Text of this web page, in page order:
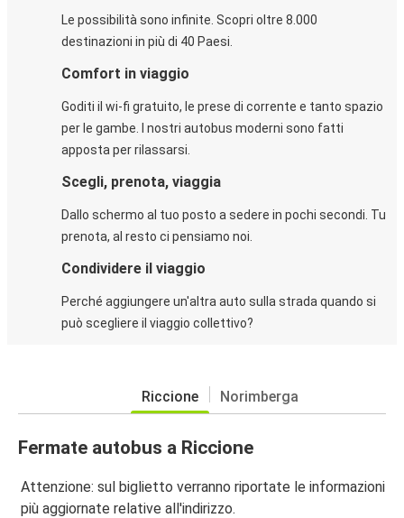
Le possibilità sono infinite. Scopri oltre 8.000
destinazioni in più di 40 Paesi.
Comfort in viaggio
Goditi il wi-fi gratuito, le prese di corrente e tanto spazio
per le gambe. I nostri autobus moderni sono fatti
apposta per rilassarsi.
Scegli, prenota, viaggia
Dallo schermo al tuo posto a sedere in pochi secondi. Tu
prenota, al resto ci pensiamo noi.
Condividere il viaggio
Perché aggiungere un'altra auto sulla strada quando si
può scegliere il viaggio collettivo?
Riccione Norimberga
Fermate autobus a Riccione
Attenzione: sul biglietto verranno riportate le informazioni
più aggiornate relative all'indirizzo.